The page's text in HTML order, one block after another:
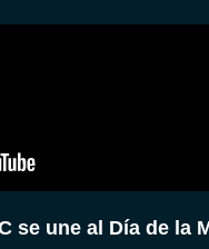
se une al Día de